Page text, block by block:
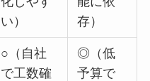
い）
存）
○（自社
で工数確
◎（低
予算で